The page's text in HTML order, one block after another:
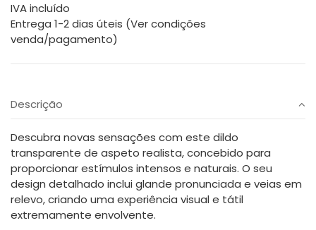
IVA incluído
Entrega 1-2 dias úteis (Ver condições
venda/pagamento)
Descrição
Descubra novas sensações com este dildo
transparente de aspeto realista, concebido para
proporcionar estímulos intensos e naturais. O seu
design detalhado inclui glande pronunciada e veias em
relevo, criando uma experiência visual e tátil
extremamente envolvente.